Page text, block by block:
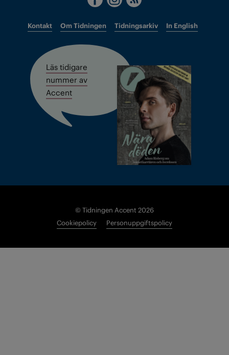
Kontakt Om Tidningen Tidningsarkiv In English
Läs tidigare
nummer av
Accent
© Tidningen Accent 2026
Cookiepolicy
Personuppgiftspolicy